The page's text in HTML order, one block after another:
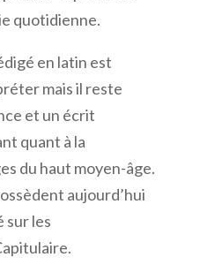
quotidienne.
en latin est
mais il reste
et un écrit
quant à la
du haut moyen-âge.
aujourd’hui
sur les